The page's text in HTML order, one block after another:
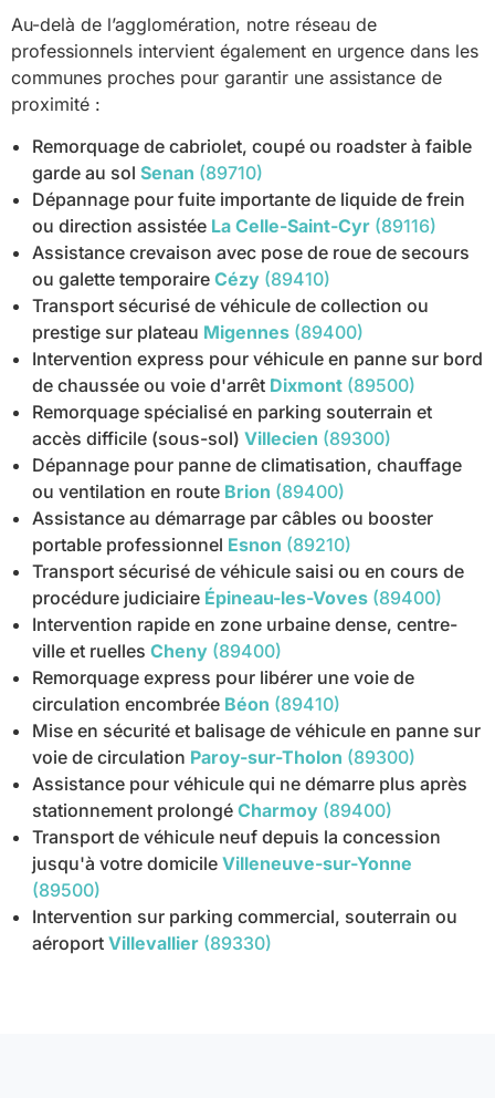
Au-delà de l’agglomération, notre réseau de
professionnels intervient également en urgence dans les
communes proches pour garantir une assistance de
proximité :
Remorquage de cabriolet, coupé ou roadster à faible
garde au sol Senan (89710)
Dépannage pour fuite importante de liquide de frein
ou direction assistée La Celle-Saint-Cyr (89116)
Assistance crevaison avec pose de roue de secours
ou galette temporaire Cézy (89410)
Transport sécurisé de véhicule de collection ou
prestige sur plateau Migennes (89400)
Intervention express pour véhicule en panne sur bord
de chaussée ou voie d'arrêt Dixmont (89500)
Remorquage spécialisé en parking souterrain et
accès difficile (sous-sol) Villecien (89300)
Dépannage pour panne de climatisation, chauffage
ou ventilation en route Brion (89400)
Assistance au démarrage par câbles ou booster
portable professionnel Esnon (89210)
Transport sécurisé de véhicule saisi ou en cours de
procédure judiciaire Épineau-les-Voves (89400)
Intervention rapide en zone urbaine dense, centre-
ville et ruelles Cheny (89400)
Remorquage express pour libérer une voie de
circulation encombrée Béon (89410)
Mise en sécurité et balisage de véhicule en panne sur
voie de circulation Paroy-sur-Tholon (89300)
Assistance pour véhicule qui ne démarre plus après
stationnement prolongé Charmoy (89400)
Transport de véhicule neuf depuis la concession
jusqu'à votre domicile Villeneuve-sur-Yonne
(89500)
Intervention sur parking commercial, souterrain ou
aéroport Villevallier (89330)